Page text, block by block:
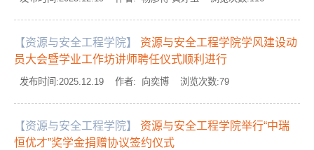
【资源与安全工程学院】
资源与安全工程学院学风建设动
员大会暨学业工作坊讲师聘任仪式顺利进行
发布时间:2025.12.19 作者: 向奕博 浏览次数:79
【资源与安全工程学院】
资源与安全工程学院举行“中瑞
恒优才”奖学金捐赠协议签约仪式